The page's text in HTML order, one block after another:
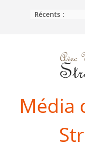
Récents :
Média